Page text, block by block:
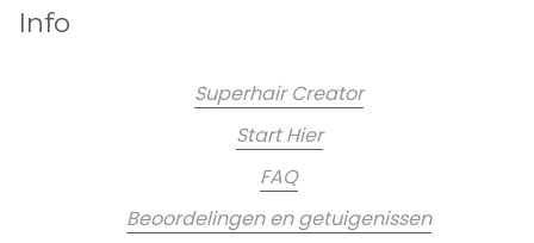
Info
Superhair Creator
Start Hier
FAQ
Beoordelingen en getuigenissen